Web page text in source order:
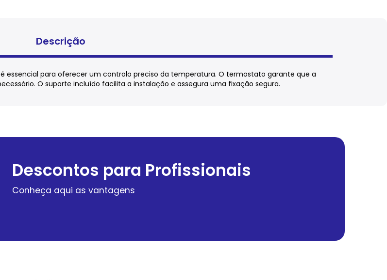
Descrição
essencial para oferecer um controlo preciso da temperatura. O termostato garante que a
O suporte incluído facilita a instalação e assegura uma fixação segura.
Descontos para Profissionais
Conheça aqui as vantagens